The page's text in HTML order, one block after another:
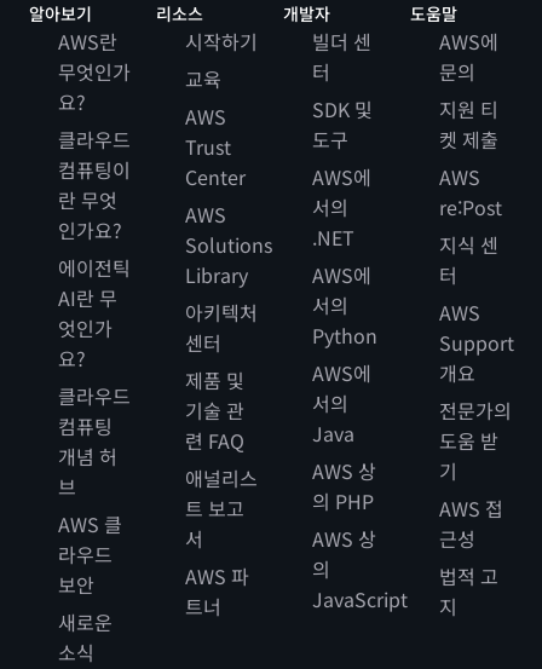
알아보기
AWS란
무엇인가
요?
클라우드
컴퓨팅이
란 무엇
인가요?
에이전틱
AI란 무
엇인가
요?
클라우드
컴퓨팅
개념 허
브
AWS 클
라우드
보안
새로운
소식
리소스
시작하기
교육
AWS
Trust
Center
AWS
Solutions
Library
아키텍처
센터
제품 및
기술 관
련 FAQ
애널리스
트 보고
서
AWS 파
트너
개발자
빌더 센
터
SDK 및
도구
AWS에
서의
.NET
AWS에
서의
Python
AWS에
서의
Java
AWS 상
의 PHP
AWS 상
의
JavaScript
도움말
AWS에
문의
지원 티
켓 제출
AWS
re:Post
지식 센
터
AWS
Support
개요
전문가의
도움 받
기
AWS 접
근성
법적 고
지